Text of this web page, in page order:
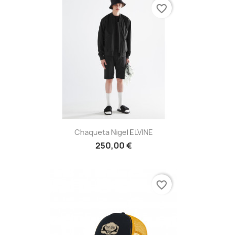
Chaqueta Nigel ELVINE
250,00 €
favorite_border
favorite_border